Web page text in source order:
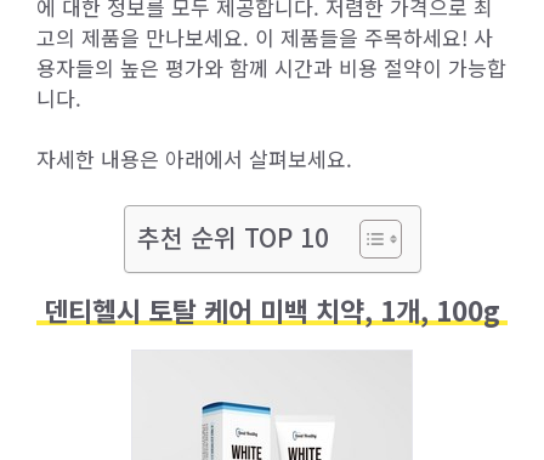
에 대한 정보를 모두 제공합니다. 저렴한 가격으로 최
고의 제품을 만나보세요. 이 제품들을 주목하세요! 사
용자들의 높은 평가와 함께 시간과 비용 절약이 가능합
니다.
자세한 내용은 아래에서 살펴보세요.
추천 순위 TOP 10
덴티헬시 토탈 케어 미백 치약, 1개, 100g